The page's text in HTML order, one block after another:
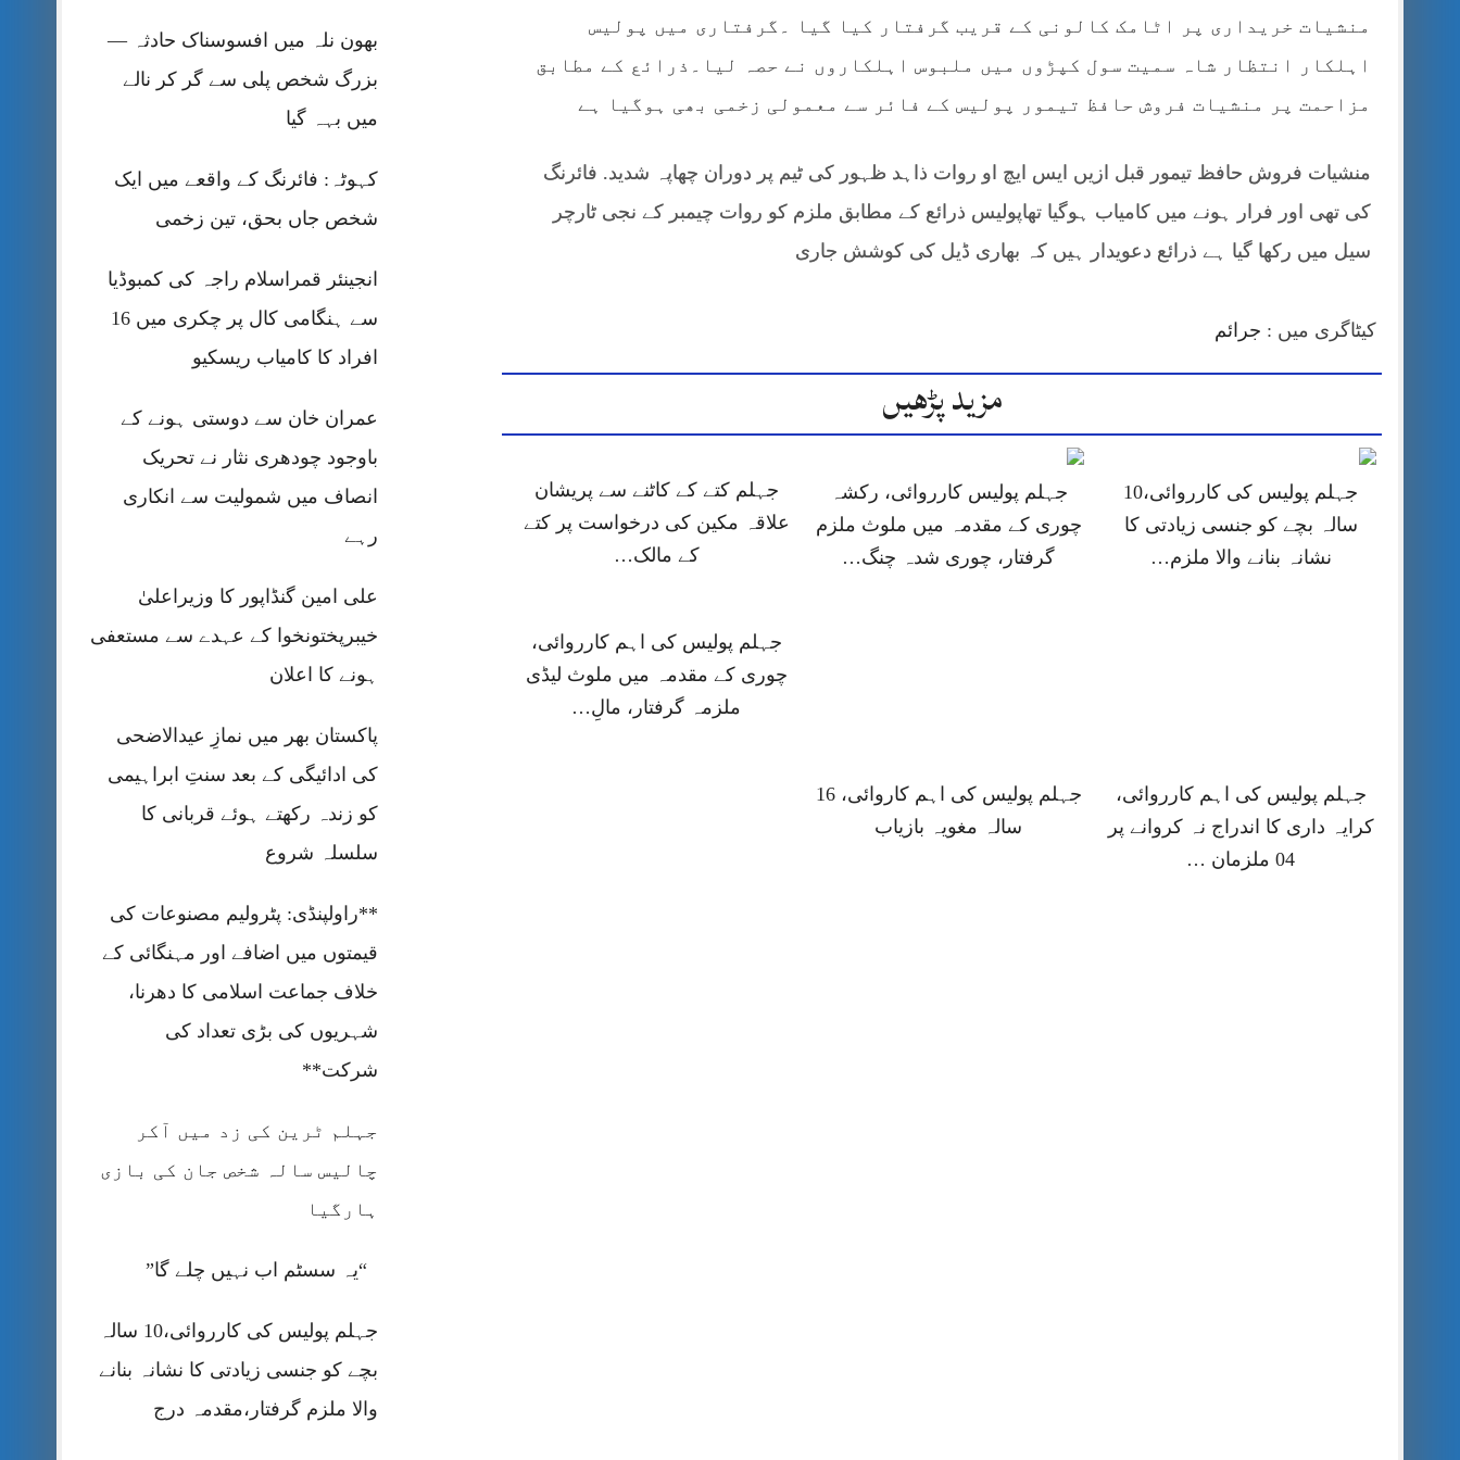
بھون نلہ میں افسوسناک حادثہ —
بزرگ شخص پلی سے گر کر نالے
میں بہہ گیا
کہوٹہ: فائرنگ کے واقعے میں ایک
شخص جاں بحق، تین زخمی
انجینئر قمراسلام راجہ کی کمبوڈیا
سے ہنگامی کال پر چکری میں 16
افراد کا کامیاب ریسکیو
عمران خان سے دوستی ہونے کے
باوجود چودھری نثار نے تحریک
انصاف میں شمولیت سے انکاری
رہے
علی امین گنڈاپور کا وزیراعلیٰ
خیبرپختونخوا کے عہدے سے مستعفی
ہونے کا اعلان
پاکستان بھر میں نمازِ عیدالاضحی
کی ادائیگی کے بعد سنتِ ابراہیمی
کو زندہ رکھتے ہوئے قربانی کا
سلسلہ شروع
**راولپنڈی: پٹرولیم مصنوعات کی
قیمتوں میں اضافے اور مہنگائی کے
خلاف جماعت اسلامی کا دھرنا،
شہریوں کی بڑی تعداد کی
شرکت**
جہلم ٹرین کی زد میں آکر
چالیس سالہ شخص جان کی بازی
ہارگیا
“یہ سسٹم اب نہیں چلے گا”
جہلم پولیس کی کارروائی،10 سالہ
بچے کو جنسی زیادتی کا نشانہ بنانے
والا ملزم گرفتار،مقدمہ درج
منشیات خریداری پر اٹامک کالونی کے قریب گرفتار کیا گیا ۔گرفتاری میں پولیس
اہلکار انتظار شاہ سمیت سول کپڑوں میں ملبوس اہلکاروں نے حصہ لیا۔ذرائع کے مطابق
مزاحمت پر منشیات فروش حافظ تیمور پولیس کے فائر سے معمولی زخمی بھی ہوگیا ہے
منشیات فروش حافظ تیمور قبل ازیں ایس ایچ او روات ذاہد ظہور کی ٹیم پر دوران چھاپہ شدید. فائرنگ
کی تھی اور فرار ہونے میں کامیاب ہوگیا تھاپولیس ذرائع کے مطابق ملزم کو روات چیمبر کے نجی ٹارچر
سیل میں رکھا گیا ہے ذرائع دعویدار ہیں کہ بھاری ڈیل کی کوشش جاری
کیٹاگری میں : جرائم
مزید پڑھیں
جہلم پولیس کی کارروائی،10
سالہ بچے کو جنسی زیادتی کا
نشانہ بنانے والا ملزم…
جہلم پولیس کارروائی، رکشہ
چوری کے مقدمہ میں ملوث ملزم
گرفتار، چوری شدہ چنگ…
جہلم کتے کے کاٹنے سے پریشان
علاقہ مکین کی درخواست پر کتے
کے مالک…
جہلم پولیس کی اہم کارروائی،
چوری کے مقدمہ میں ملوث لیڈی
ملزمہ گرفتار، مالِ…
جہلم پولیس کی اہم کارروائی،
کرایہ داری کا اندراج نہ کروانے پر
04 ملزمان …
جہلم پولیس کی اہم کاروائی، 16
سالہ مغویہ بازیاب